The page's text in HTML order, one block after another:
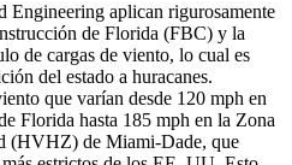
Engineering aplican rigurosamente
de Florida (FBC) y la
de cargas de viento, lo cual es
del estado a huracanes.
que varían desde 120 mph en
Florida hasta 185 mph en la Zona
(HVHZ) de Miami-Dade, que